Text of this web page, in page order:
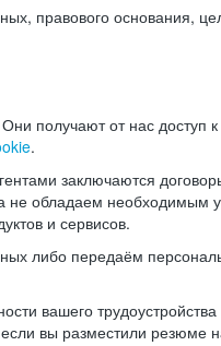
правового основания,
получают от нас
.
заключаются
не обладаем
и сервисов.
либо передаём
вашего
вы разместили резюме